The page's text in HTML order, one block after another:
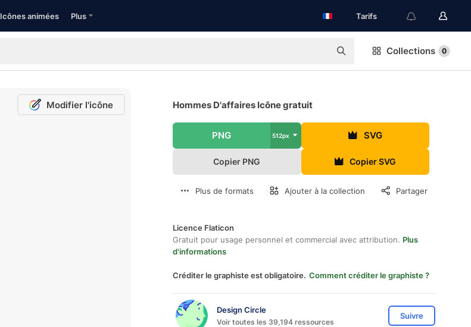
Icônes animées Plus Tarifs
Collections 0
Modifier l'icône Hommes D'affaires Icône gratuit
PNG 512px SVG
Copier PNG Copier SVG
Plus de formats Ajouter à la collection Partager
Licence Flaticon
Gratuit pour usage personnel et commercial avec attribution. Plus
d'informations
Créditer le graphiste est obligatoire. Comment créditer le graphiste ?
Design Circle
Voir toutes les 39,194 ressources
Suivre